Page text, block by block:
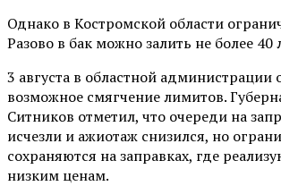
Однако в Костромской области
Разово в бак можно залить не более 40
3 августа в областной администрации
возможное смягчение лимитов.
Ситников отметил, что очереди на
исчезли и ажиотаж снизился, но
сохраняются на заправках, где
низким ценам.